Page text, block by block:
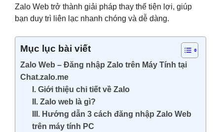
Zalo Web trở thành giải pháp thay thế tiện lợi, giúp
bạn duy trì liên lạc nhanh chóng và dễ dàng.
Mục lục bài viết
Zalo Web – Đăng nhập Zalo trên Máy Tính tại
Chat.zalo.me
I. Giới thiệu chi tiết về Zalo
II. Zalo web là gì?
III. Hướng dẫn 3 cách đăng nhập Zalo Web
trên máy tính PC